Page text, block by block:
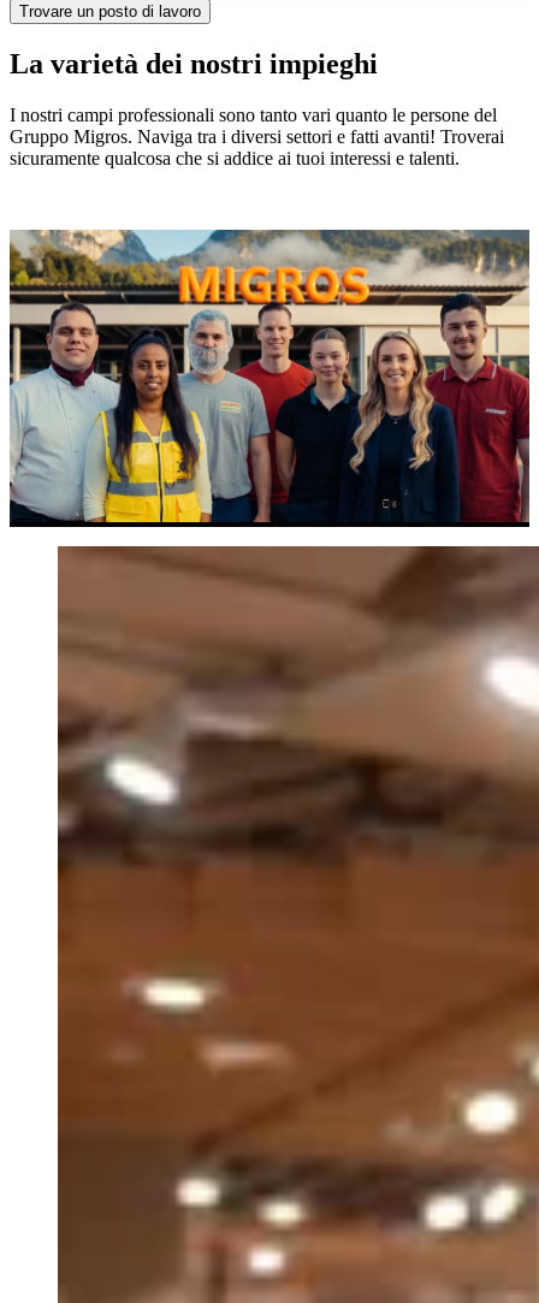
Trovare un posto di lavoro
La varietà dei nostri impieghi
I nostri campi professionali sono tanto vari quanto le persone del
Gruppo Migros. Naviga tra i diversi settori e fatti avanti! Troverai
sicuramente qualcosa che si addice ai tuoi interessi e talenti.